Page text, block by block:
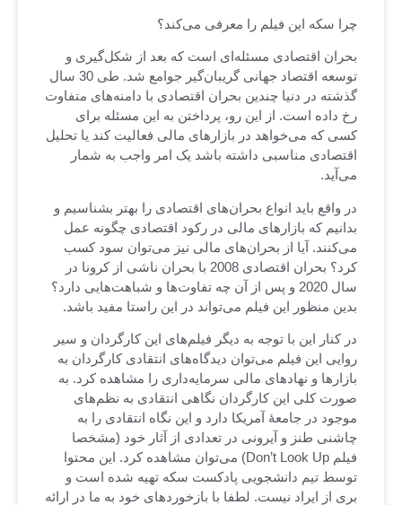
چرا سکه این فیلم را معرفی می‌کند؟
بحران اقتصادی مسئله‌ای است که بعد از شکل‌گیری و
توسعه اقتصاد جهانی گریبان‌گیر جوامع شد. طی 30 سال
گذشته در دنیا چندین بحران اقتصادی با دامنه‌های متفاوت
رخ داده است. از این رو، پرداختن به این مسئله برای
کسی که می‌خواهد در بازارهای مالی فعالیت کند یا تحلیل
اقتصادی مناسبی داشته باشد یک امر واجب به شمار
می‌آید.
در واقع باید انواع بحران‌های اقتصادی را بهتر بشناسیم و
بدانیم که بازارهای مالی در رکود اقتصادی چگونه عمل
می‌کنند. آیا از بحران‌های مالی نیز می‌توان سود کسب
کرد؟ بحران اقتصادی 2008 با بحران ناشی از کرونا در
سال 2020 و پس از آن چه تفاوت‌ها و شباهت‌هایی دارد؟
بدین منظور این فیلم می‌تواند در این راستا مفید باشد.
در کنار این با توجه به دیگر فیلم‌های این کارگردان و سیر
روایی این فیلم می‌توان دیدگاه‌های انتقادی کارگردان به
بازارها و نهادهای مالی سرمایه‌داری را مشاهده کرد. به
صورت کلی این کارگردان نگاهی انتقادی به نظم‌های
موجود در جامعۀ آمریکا دارد و این نگاه انتقادی را به
چاشنی طنز و آیرونی در تعدادی از آثار خود (مشخصا
فیلم Don’t Look Up) می‌توان مشاهده کرد. این محتوا
توسط تیم دانشجویی پادکست سکه تهیه شده است و
بری از ایراد نیست. لطفا با بازخوردهای خود به ما در ارائه